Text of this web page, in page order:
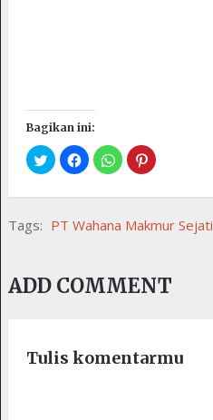
Bagikan ini:
Tags: PT Wahana Makmur Sejati
ADD COMMENT
Tulis komentarmu